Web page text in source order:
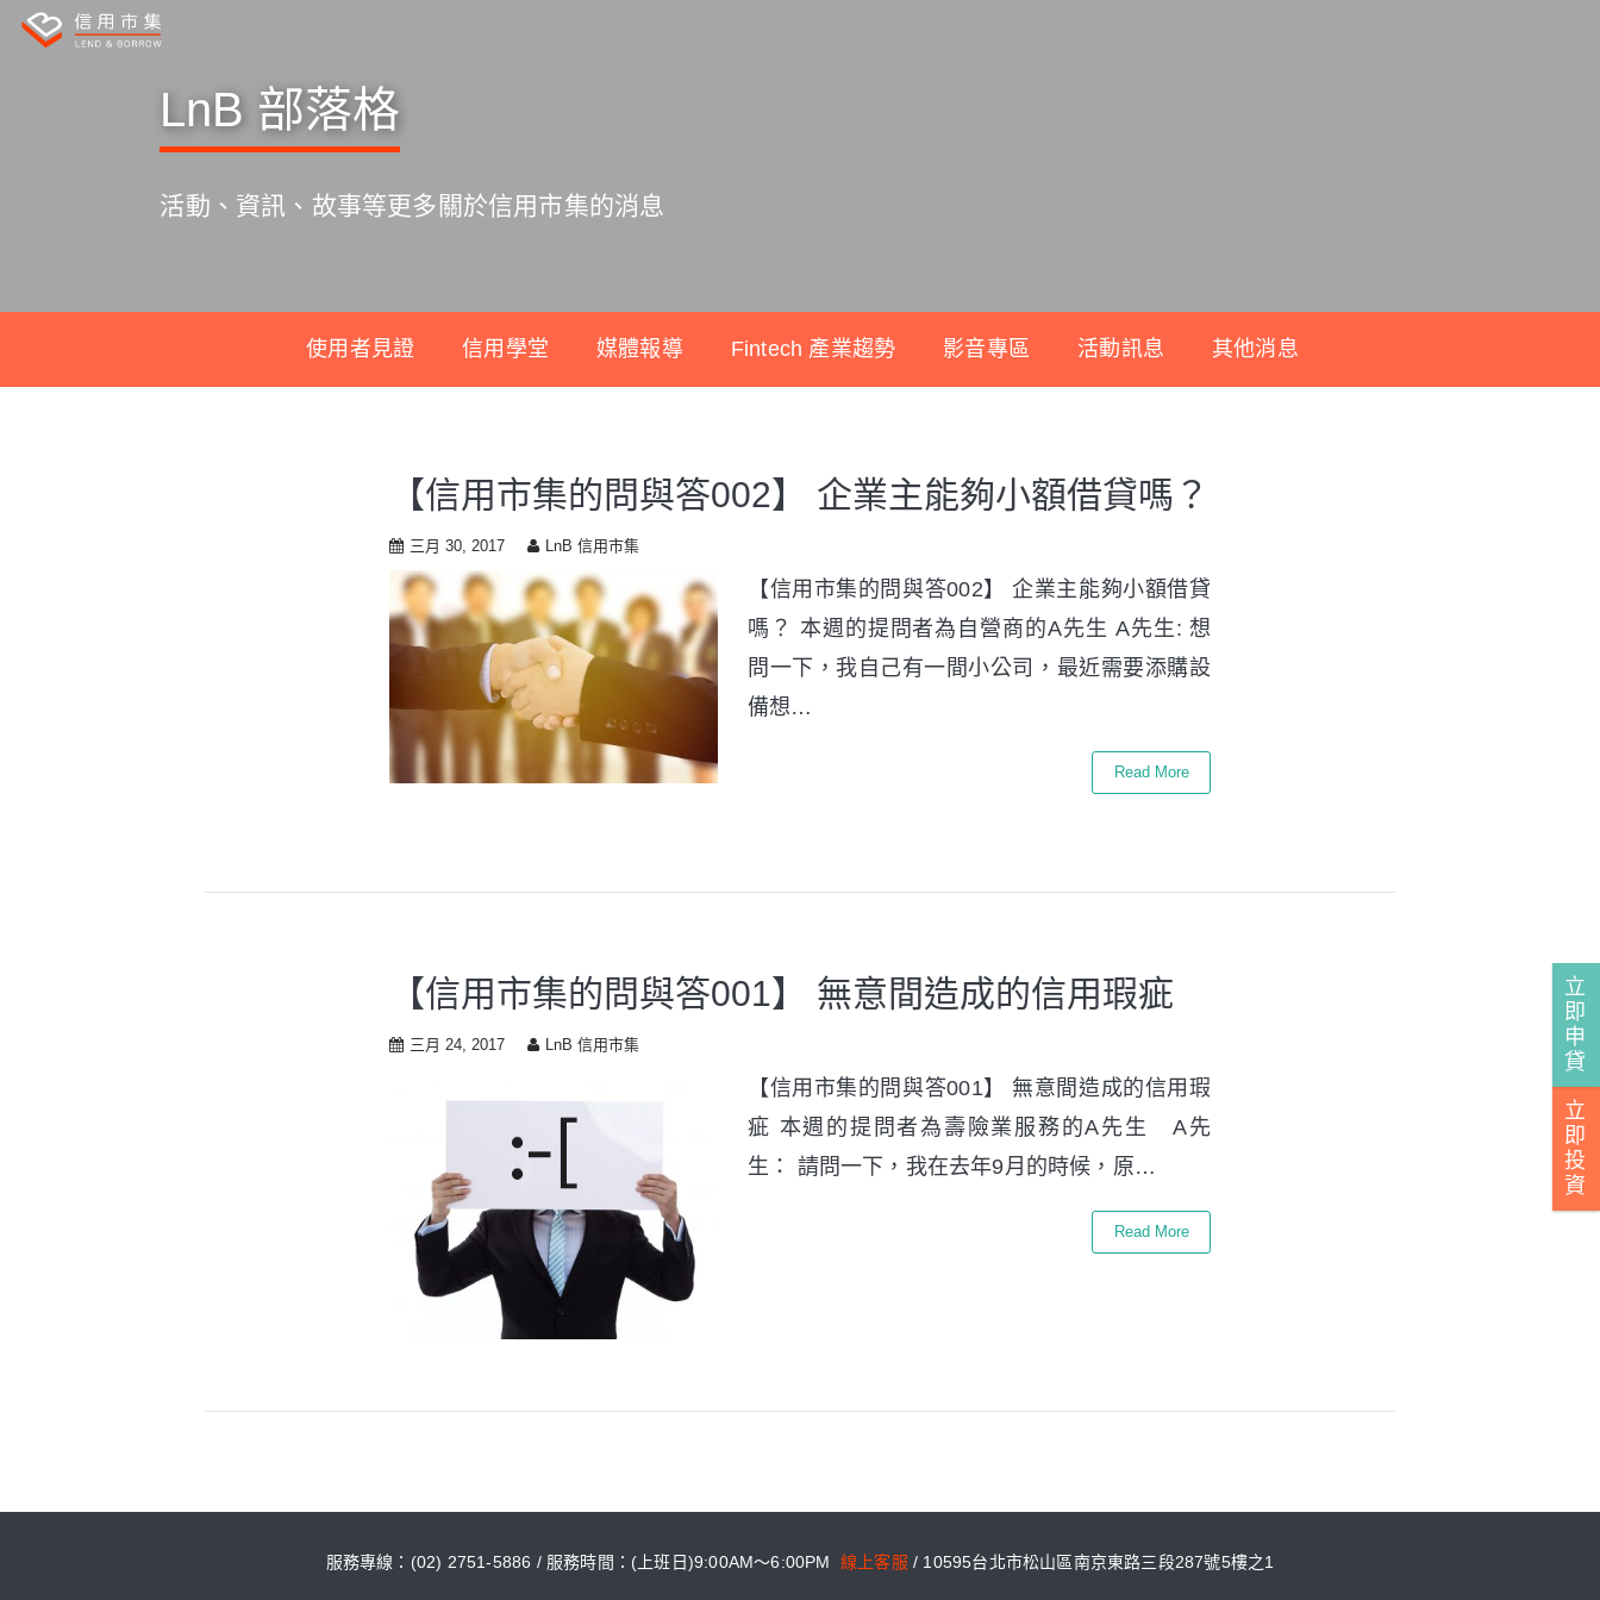
LnB 部落格
活動、資訊、故事等更多關於信用市集的消息
使用者見證 信用學堂 媒體報導 Fintech 產業趨勢 影音專區 活動訊息 其他消息
【信用市集的問與答002】 企業主能夠小額借貸嗎？
三月 30, 2017 LnB 信用市集
【信用市集的問與答002】 企業主能夠小額借貸
嗎？ 本週的提問者為自營商的A先生 A先生: 想
問一下，我自己有一間小公司，最近需要添購設
備想…
Read More
【信用市集的問與答001】 無意間造成的信用瑕疵
三月 24, 2017 LnB 信用市集
【信用市集的問與答001】 無意間造成的信用瑕
疵 本週的提問者為壽險業服務的A先生 A先
生： 請問一下，我在去年9月的時候，原…
Read More
服務專線：(02) 2751-5886 / 服務時間：(上班日)9:00AM～6:00PM 線上客服 / 10595台北市松山區南京東路三段287號5樓之1
立
即
申
貸
立
即
投
資